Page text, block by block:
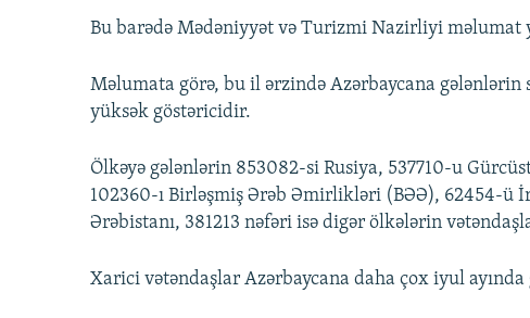
Bu barədə Mədəniyyət və Turizmi Nazirliyi məlumat
Məlumata görə, bu il ərzində Azərbaycana gələnlərin
yüksək göstəricidir.
Ölkəyə gələnlərin 853082-si Rusiya, 537710-u
102360-ı Birləşmiş Ərəb Əmirlikləri (BƏƏ), 62454-ü
Ərəbistanı, 381213 nəfəri isə digər ölkələrin
Xarici vətəndaşlar Azərbaycana daha çox iyul ayında